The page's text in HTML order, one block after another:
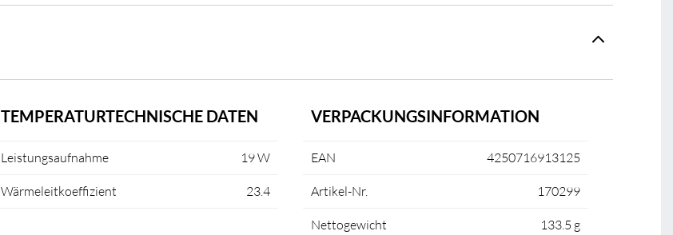
TEMPERATURTECHNISCHE DATEN
Leistungsaufnahme 19 W
Wärmeleitkoeffizient 23.4
VERPACKUNGSINFORMATION
EAN 4250716913125
Artikel-Nr. 170299
Nettogewicht 133.5 g